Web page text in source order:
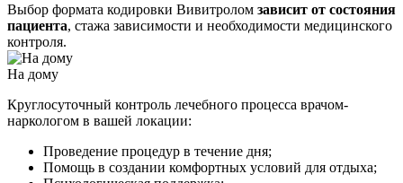
Выбор формата кодировки Вивитролом зависит от состояния
пациента, стажа зависимости и необходимости медицинского
контроля.
На дому
Круглосуточный контроль лечебного процесса врачом-
наркологом в вашей локации:
Проведение процедур в течение дня;
Помощь в создании комфортных условий для отдыха;